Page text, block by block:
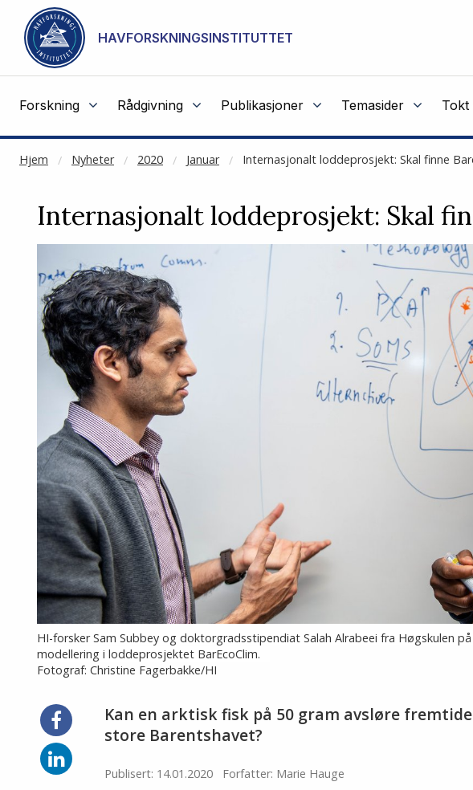
Gå til hovedinnhold
HAVFORSKNINGSINSTITUTTET
Forskning Rådgivning Publikasjoner Temasider Tokt
Hjem Nyheter 2020 Januar Internasjonalt loddeprosjekt: Skal finne
NOT CACHED
Internasjonalt loddeprosjekt: Skal
HI-forsker Sam Subbey og doktorgradsstipendiat Salah Alrabeei fra Høgskulen
modellering i loddeprosjektet BarEcoClim.
Fotograf: Christine Fagerbakke/HI
Kan en arktisk fisk på 50 gram avsløre
store Barentshavet?
Publisert: 14.01.2020 Forfatter: Marie Hauge
Del
på
Facebook
Del
på